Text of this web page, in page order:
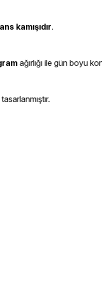
kamışıdır.
ağırlığı ile gün boyu